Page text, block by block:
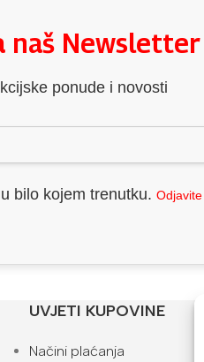
naš Newsletter
ponude i novosti
bilo kojem trenutku.
UVJETI KUPOVINE
Načini plaćanja